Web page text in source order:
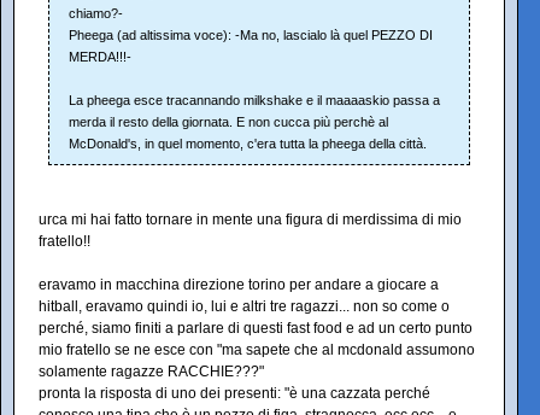
chiamo?-
Pheega (ad altissima voce): -Ma no, lascialo là quel PEZZO DI
MERDA!!!-
La pheega esce tracannando milkshake e il maaaaskio passa a
merda il resto della giornata. E non cucca più perchè al
McDonald's, in quel momento, c'era tutta la pheega della città.
urca mi hai fatto tornare in mente una figura di merdissima di mio
fratello!!
eravamo in macchina direzione torino per andare a giocare a
hitball, eravamo quindi io, lui e altri tre ragazzi... non so come o
perché, siamo finiti a parlare di questi fast food e ad un certo punto
mio fratello se ne esce con "ma sapete che al mcdonald assumono
solamente ragazze RACCHIE???"
pronta la risposta di uno dei presenti: "è una cazzata perché